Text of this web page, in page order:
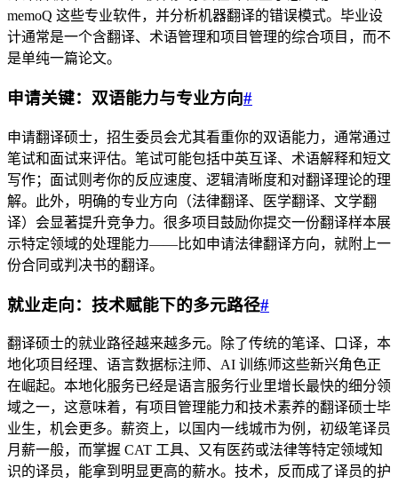
memoQ 这些专业软件，并分析机器翻译的错误模式。毕业设
计通常是一个含翻译、术语管理和项目管理的综合项目，而不
是单纯一篇论文。
申请关键：双语能力与专业方向#
申请翻译硕士，招生委员会尤其看重你的双语能力，通常通过
笔试和面试来评估。笔试可能包括中英互译、术语解释和短文
写作；面试则考你的反应速度、逻辑清晰度和对翻译理论的理
解。此外，明确的专业方向（法律翻译、医学翻译、文学翻
译）会显著提升竞争力。很多项目鼓励你提交一份翻译样本展
示特定领域的处理能力——比如申请法律翻译方向，就附上一
份合同或判决书的翻译。
就业走向：技术赋能下的多元路径#
翻译硕士的就业路径越来越多元。除了传统的笔译、口译，本
地化项目经理、语言数据标注师、AI 训练师这些新兴角色正
在崛起。本地化服务已经是语言服务行业里增长最快的细分领
域之一，这意味着，有项目管理能力和技术素养的翻译硕士毕
业生，机会更多。薪资上，以国内一线城市为例，初级笔译员
月薪一般，而掌握 CAT 工具、又有医药或法律等特定领域知
识的译员，能拿到明显更高的薪水。技术，反而成了译员的护